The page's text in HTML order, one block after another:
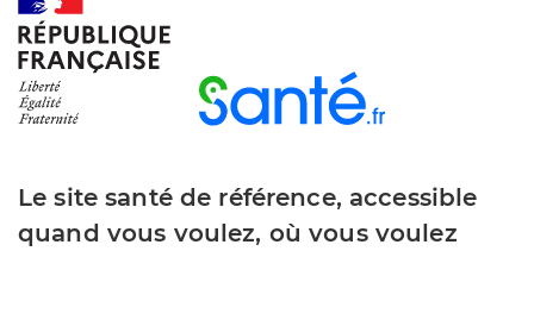
Azemar Laure
Masseur-Kinésithérapeute
Professionel de santé
Spécialités
Le site santé de référence, accessible
quand vous voulez, où vous voulez